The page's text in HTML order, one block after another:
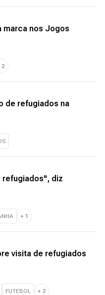
marca nos Jogos
2
de refugiados na
refugiados", diz
+ 1
visita de refugiados
FUTEBOL + 2